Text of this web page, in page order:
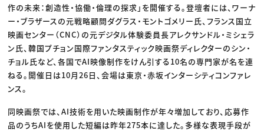
作の未来：創造性・協働・倫理の探求」を開催する。登壇者には、ワーナ
ー・ブラザースの元戦略顧問ダグラス・モントゴメリー氏、フランス国立
映画センター（CNC）の元デジタル体験委員長アレクサンドル・ミシェラ
ン氏、韓国プチョン国際ファンタスティック映画祭ディレクターのシン・
チョル氏など、各国でAI映像制作をけん引する10名の専門家が名を連
ねる。開催日は10月26日、会場は東京・赤坂インターシティコンファレ
ンス。
同映画祭では、AI技術を用いた映画制作が年々増加しており、応募作
品のうちAIを使用した短編は昨年275本に達した。多様な表現手段が